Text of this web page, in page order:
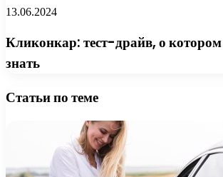
13.06.2024
Кликонкар: тест-драйв, о
знать
Статьи по теме